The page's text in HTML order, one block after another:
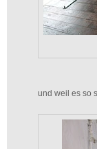
und weil es so